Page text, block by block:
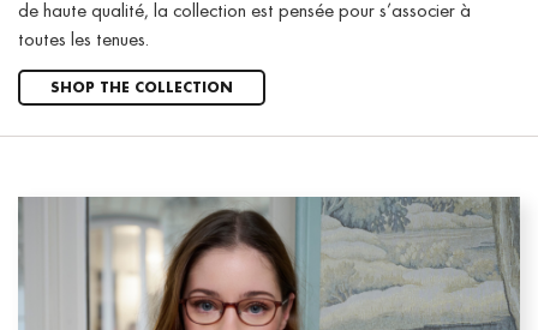
de haute qualité, la collection est pensée pour s’associer à
toutes les tenues.
SHOP THE COLLECTION